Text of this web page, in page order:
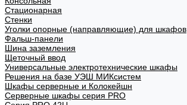
Стационарная
Стенки
Уголки опорные (направляющие) для шкафов
Фальш-панели
Шина заземления
Щеточный ввод
Универсальные электротехнические шкафы
Решения на базе УЭШ МИКсистем
Шкафы серверные и Колокейшн
Серверные шкафы серия PRO